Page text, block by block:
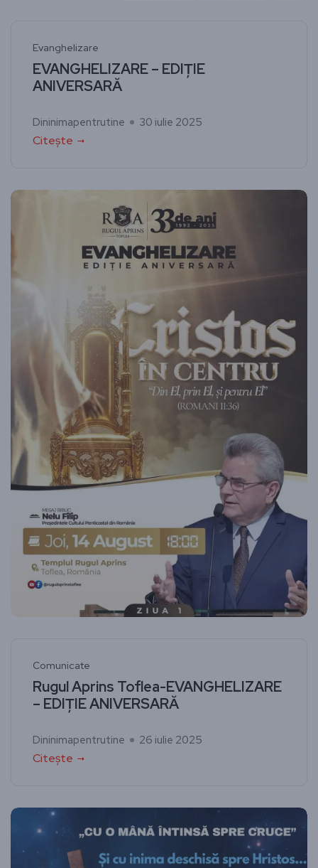
Evanghelizare
EVANGHELIZARE – EDIȚIE
ANIVERSARĂ
Dininimapentrutine 30 iulie 2025
Citește
Comunicate
Rugul Aprins Toflea-EVANGHELIZARE
– EDIȚIE ANIVERSARĂ
Dininimapentrutine 26 iulie 2025
Citește